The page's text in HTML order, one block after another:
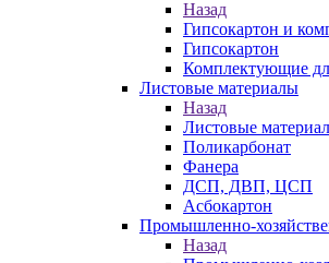
Назад
Гипсокартон и
Гипсокартон
Комплектующие
Листовые материалы
Назад
Листовые
Поликарбонат
Фанера
ДСП, ДВП, ЦСП
Асбокартон
Промышленно-
Назад